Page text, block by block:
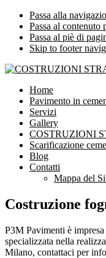
Passa alla
Passa al contenuto
Passa al piè di
Skip to footer
COSTRUZIONI
Impresa leader nelle
Home
Pavimento in
Servizi
Gallery
COSTRUZIONI
Scarificazione
Blog
Contatti
Mappa del
Costruzione
P3M Pavimenti è
specializzata nella
Milano, contattaci per